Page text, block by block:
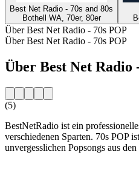
Best Net Radio - 70s and 80s
Bothell WA, 70er, 80er
Über Best Net Radio - 70s POP
Über Best Net Radio - 70s POP
Über Best Net Radio
(5)
BestNetRadio ist ein
verschiedenen Sparten. 70s POP
unvergesslichen Popsongs aus